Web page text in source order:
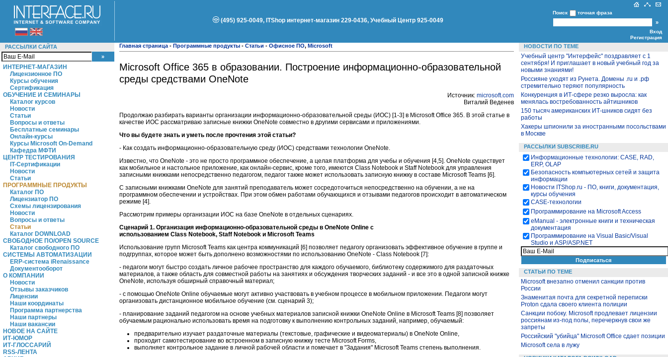
(495) 925-0049, ITShop интернет-магазин 229-0436, Учебный Центр 925-0049
Поиск точная фраза
Вход
Регистрация
РАССЫЛКИ САЙТА
ИНТЕРНЕТ-МАГАЗИН
Лицензионное ПО
Курсы обучения
Сертификация
ОБУЧЕНИЕ И СЕМИНАРЫ
Каталог курсов
Новости
Статьи
Вопросы и ответы
Бесплатные семинары
Онлайн-курсы
Курсы Microsoft On-Demand
Кафедра МФТИ
ЦЕНТР ТЕСТИРОВАНИЯ
IT-Сертификации
Новости
Статьи
ПРОГРАММНЫЕ ПРОДУКТЫ
Каталог ПО
Лицензиатор ПО
Схемы лицензирования
Новости
Вопросы и ответы
Статьи
Каталог DOWNLOAD
СВОБОДНОЕ ПО/OPEN SOURCE
Каталог свободного ПО
СИСТЕМЫ АВТОМАТИЗАЦИИ
ERP-система iRenaissance
Документооборот
О КОМПАНИИ
Новости
Отзывы заказчиков
Лицензии
Наши координаты
Программа партнерства
Наши партнеры
Наши вакансии
НОВОЕ НА САЙТЕ
ИТ-ЮМОР
ИТ-ГЛОССАРИЙ
RSS-ЛЕНТА
Главная страница - Программные продукты - Статьи - Офисное ПО, Microsoft
Microsoft Office 365 в образовании. Построение информационно-образовательной
среды средствами OneNote
Источник: microsoft.com
Виталий Веденев
Продолжаю разбирать варианты организации информационно-образовательной среды (ИОС) [1-3] в Microsoft Office 365. В этой статье в
качестве ИОС рассматриваю записные книжки OneNote совместно в другими сервисами и приложениями.
Что вы будете знать и уметь после прочтения этой статьи?
- Как создать информационно-образовательную среду (ИОС) средствами технологии OneNote.
Известно, что OneNote - это не просто программное обеспечение, а целая платформа для учебы и обучения [4,5]. OneNote существует
как мобильное и настольное приложение, как онлайн-сервис, кроме того, имеются Class Notebook и Staff Notebook для управления
записными книжками непосредственно педагогом, педагог также может использовать записную книжку в составе Microsoft Teams [6].
С записными книжками OneNote для занятий преподаватель может сосредоточиться непосредственно на обучении, а не на
программном обеспечении и устройствах. При этом обмен работами обучающихся и отзывами педагогов происходит в автоматическом
режиме [4].
Рассмотрим примеры организации ИОС на базе OneNote в отдельных сценариях.
Сценарий 1. Организация информационно-образовательной среды в OneNote Online с
использованием Class Notebook, Staff Notebook и Microsoft Teams
Использование групп Microsoft Teams как центра коммуникаций [6] позволяет педагогу организовать эффективное обучение в группе и
подгруппах, которое может быть дополнено возможностями по использованию OneNote - Class Notebook [7]:
- педагоги могут быстро создать личное рабочее пространство для каждого обучаемого, библиотеку содержимого для раздаточных
материалов, а также область для совместной работы на занятиях и обсуждения творческих заданий - и все это в одной записной книжке
OneNote, используя обширный справочный материал;
- с помощью OneNote Online обучаемые могут активно участвовать в учебном процессе в мобильном приложении. Педагоги могут
организовать дистанционное мобильное обучение (см. сценарий 3);
- планирование заданий педагогом на основе учебных материалов записной книжки OneNote Online в Microsoft Teams [8] позволяет
обучаемым рационально использовать время на подготовку к выполнению контрольных заданий, например, обучаемый:
предварительно изучает раздаточные материалы (текстовые, графические и видеоматериалы) в OneNote Online,
проходит самотестирование во встроенном в записную книжку тесте Microsoft Forms,
выполняет контрольное задание в личной рабочей области и помечает в "Задания" Microsoft Teams степень выполнения.
НОВОСТИ ПО ТЕМЕ
Учебный центр "Интерфейс" поздравляет с 1
сентября! И приглашает в новый учебный год за
новыми знаниями!
Россияне уходят из Рунета. Домены .ru и .рф
стремительно теряют популярность
Конкуренция в ИТ-сфере резко выросла: как
менялась востребованность айтишников
150 тысяч американских ИТ-шников сидят без
работы
Хакеры шпионили за иностранными посольствами
в Москве
РАССЫЛКИ SUBSCRIBE.RU
Информационные технологии: CASE, RAD,
ERP, OLAP
Безопасность компьютерных сетей и защита
информации
Новости ITShop.ru - ПО, книги, документация,
курсы обучения
CASE-технологии
Программирование на Microsoft Access
eManual - электронные книги и техническая
документация
Программирование на Visual Basic/Visual
Studio и ASP/ASP.NET
СТАТЬИ ПО ТЕМЕ
Microsoft внезапно отменил санкции против
России
Знаменитая почта для секретной переписки
Proton сдала своего клиента полиции
Санкции побоку. Microsoft продлевает лицензии
россиянам из-под полы, перечеркнув свои же
запреты
Российский "убийца" Microsoft Office сдает позиции
Microsoft села в лужу